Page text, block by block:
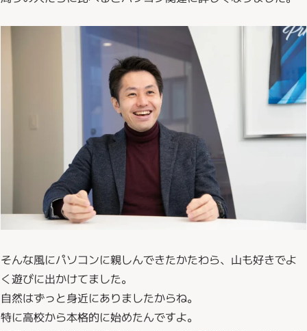
そんな風にパソコンに親しんできたかたわら、山も好きでよ
く遊びに出かけてました。
自然はずっと身近にありましたからね。
特に高校から本格的に始めたんですよ。